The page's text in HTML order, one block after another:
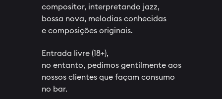
Entrada livre (18+),
no entanto, pedimos gentilmente aos
nossos clientes que façam consumo
no bar.
compositor, interpretando jazz,
bossa nova, melodias conhecidas
e composições originais.